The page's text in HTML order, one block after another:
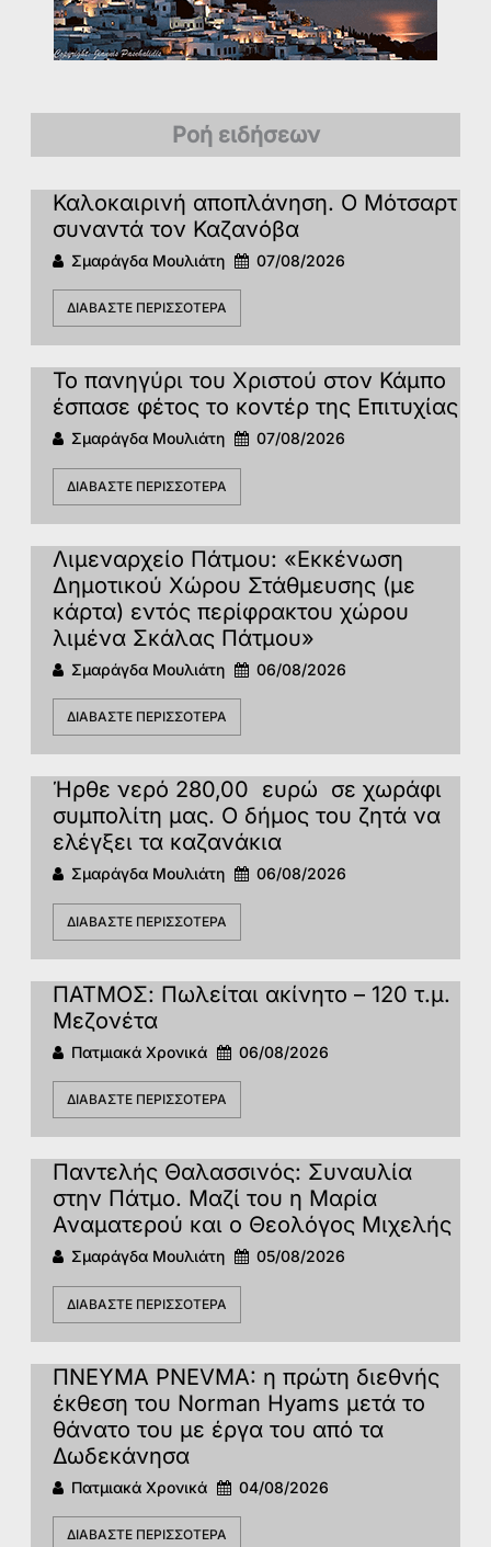
Ροή ειδήσεων
Καλοκαιρινή αποπλάνηση. Ο Μότσαρτ
συναντά τον Καζανόβα
Σμαράγδα Μουλιάτη 07/08/2026
ΔΙΑΒΆΣΤΕ ΠΕΡΙΣΣΌΤΕΡΑ
Το πανηγύρι του Χριστού στον Κάμπο
έσπασε φέτος το κοντέρ της Επιτυχίας
Σμαράγδα Μουλιάτη 07/08/2026
ΔΙΑΒΆΣΤΕ ΠΕΡΙΣΣΌΤΕΡΑ
Λιμεναρχείο Πάτμου: «Εκκένωση
Δημοτικού Χώρου Στάθμευσης (με
κάρτα) εντός περίφρακτου χώρου
λιμένα Σκάλας Πάτμου»
Σμαράγδα Μουλιάτη 06/08/2026
ΔΙΑΒΆΣΤΕ ΠΕΡΙΣΣΌΤΕΡΑ
Ήρθε νερό 280,00 ευρώ σε χωράφι
συμπολίτη μας. Ο δήμος του ζητά να
ελέγξει τα καζανάκια
Σμαράγδα Μουλιάτη 06/08/2026
ΔΙΑΒΆΣΤΕ ΠΕΡΙΣΣΌΤΕΡΑ
ΠΑΤΜΟΣ: Πωλείται ακίνητο – 120 τ.μ.
Μεζονέτα
Πατμιακά Χρονικά 06/08/2026
ΔΙΑΒΆΣΤΕ ΠΕΡΙΣΣΌΤΕΡΑ
Παντελής Θαλασσινός: Συναυλία
στην Πάτμο. Μαζί του η Μαρία
Αναματερού και ο Θεολόγος Μιχελής
Σμαράγδα Μουλιάτη 05/08/2026
ΔΙΑΒΆΣΤΕ ΠΕΡΙΣΣΌΤΕΡΑ
ΠΝΕΥΜΑ PNEVMA: η πρώτη διεθνής
έκθεση του Norman Hyams μετά το
θάνατο του με έργα του από τα
Δωδεκάνησα
Πατμιακά Χρονικά 04/08/2026
ΔΙΑΒΆΣΤΕ ΠΕΡΙΣΣΌΤΕΡΑ